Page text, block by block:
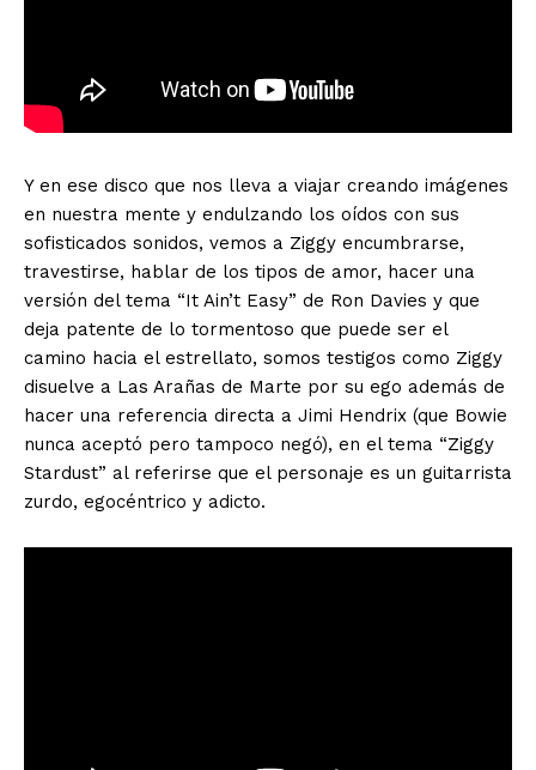
Y en ese disco que nos lleva a viajar creando imágenes
en nuestra mente y endulzando los oídos con sus
sofisticados sonidos, vemos a Ziggy encumbrarse,
travestirse, hablar de los tipos de amor, hacer una
versión del tema “It Ain’t Easy” de Ron Davies y que
deja patente de lo tormentoso que puede ser el
camino hacia el estrellato, somos testigos como Ziggy
disuelve a Las Arañas de Marte por su ego además de
hacer una referencia directa a Jimi Hendrix (que Bowie
nunca aceptó pero tampoco negó), en el tema “Ziggy
Stardust” al referirse que el personaje es un guitarrista
zurdo, egocéntrico y adicto.